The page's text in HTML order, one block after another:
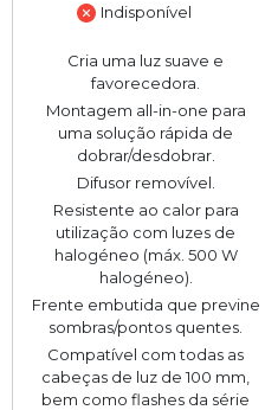
Indisponível
Cria uma luz suave e
favorecedora.
Montagem all-in-one para
uma solução rápida de
dobrar/desdobrar.
Difusor removível.
Resistente ao calor para
utilização com luzes de
halogéneo (máx. 500 W
halogéneo).
Frente embutida que previne
sombras/pontos quentes.
Compatível com todas as
cabeças de luz de 100 mm,
bem como flashes da série